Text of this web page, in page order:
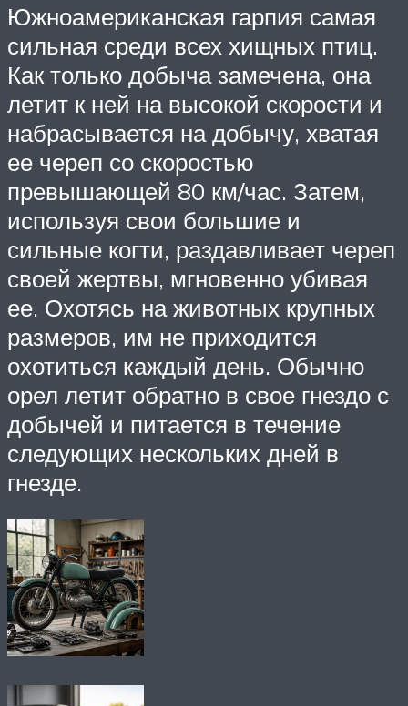
Южноамериканская гарпия самая
сильная среди всех хищных птиц.
Как только добыча замечена, она
летит к ней на высокой скорости и
набрасывается на добычу, хватая
ее череп со скоростью
превышающей 80 км/час. Затем,
используя свои большие и
сильные когти, раздавливает череп
своей жертвы, мгновенно убивая
ее. Охотясь на животных крупных
размеров, им не приходится
охотиться каждый день. Обычно
орел летит обратно в свое гнездо с
добычей и питается в течение
следующих нескольких дней в
гнезде.